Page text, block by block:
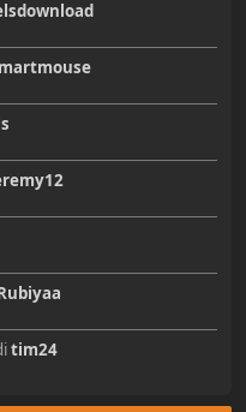
tim24